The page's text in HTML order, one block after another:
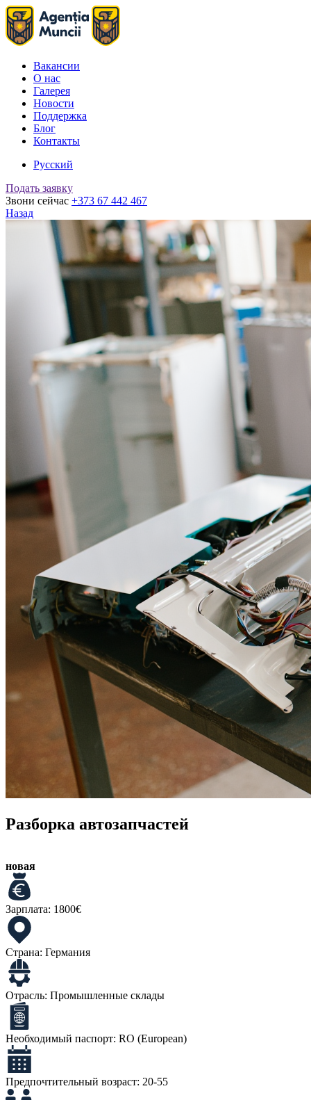
Вакансии
О нас
Галерея
Новости
Поддержка
Блог
Контакты
Русский
Подать заявку
Звони сейчас +373 67 442 467
Назад
Разборка автозапчастей
новая
Зарплата: 1800€
Страна: Германия
Отрасль: Промышленные склады
Необходимый паспорт: RO (European)
Предпочтительный возраст: 20-55